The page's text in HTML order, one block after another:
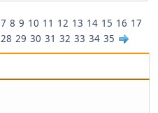
7 8 9 10 11 12 13 14 15 16 17
28 29 30 31 32 33 34 35